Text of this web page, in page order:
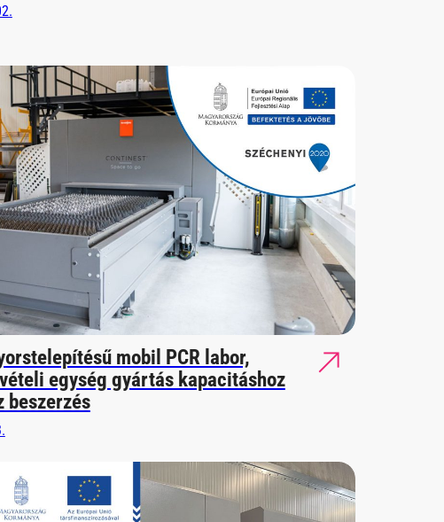
mobil PCR labor,
egység gyártás kapacitáshoz
beszerzés